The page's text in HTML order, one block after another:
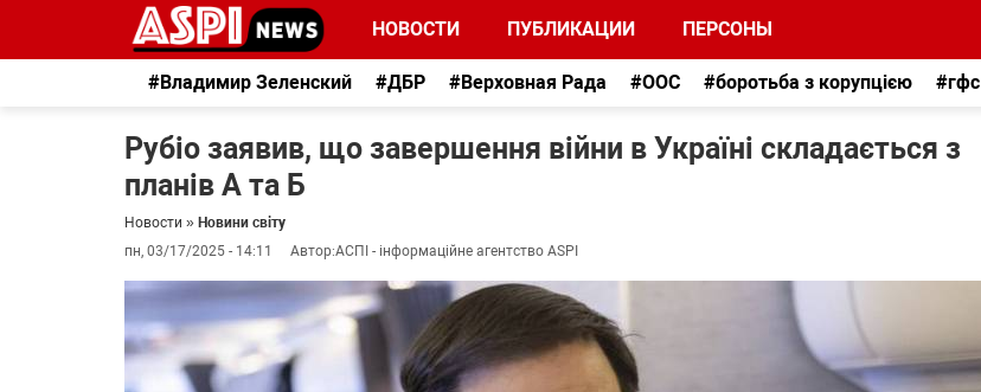
НОВОСТИ ПУБЛИКАЦИИ ПЕРСОНЫ
#Владимир Зеленский #ДБР #Верховная Рада #ООС #боротьба з корупцією #гфс
Рубіо заявив, що завершення війни в Україні складається з
планів А та Б
Новости » Новини світу
пн, 03/17/2025 - 14:11
Автор:АСПІ - інформаційне агентство ASPI